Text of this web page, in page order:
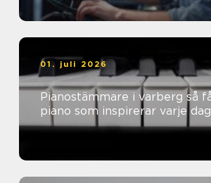
01. juli 2026
Pianostämmare i varberg så får du ett
piano som inspirerar varje dag